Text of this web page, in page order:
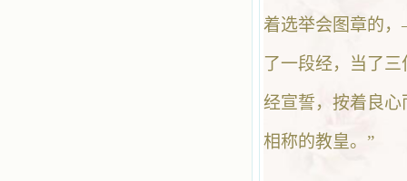
着选举会图章的
了一段经，当了
经宣誓，按着良
相称的教皇。”